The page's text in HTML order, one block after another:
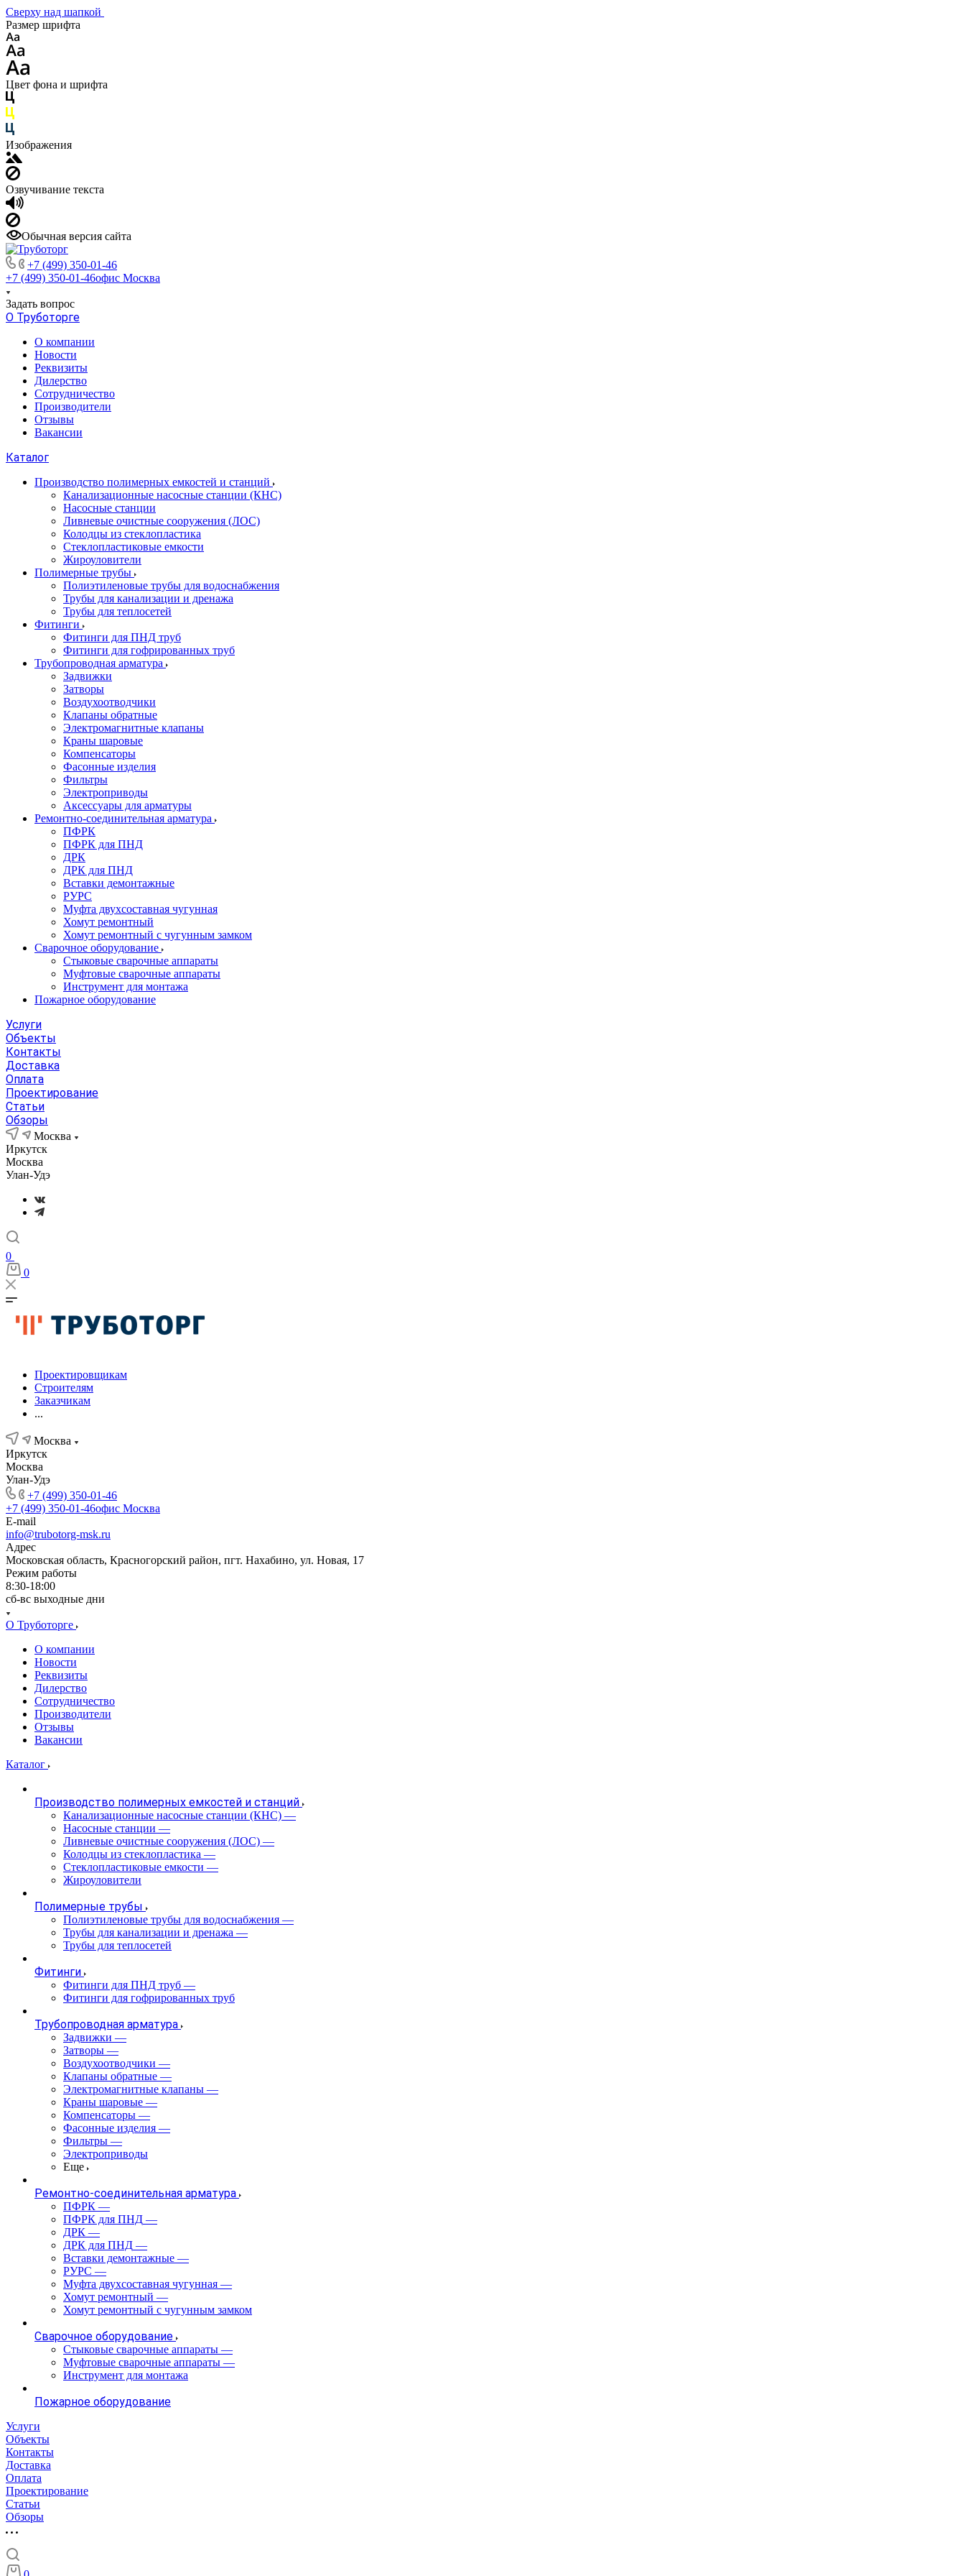
Сверху над шапкой
Размер шрифта
Цвет фона и шрифта
Изображения
Озвучивание текста
Обычная версия сайта
+7 (499) 350-01-46
+7 (499) 350-01-46офис Москва
Задать вопрос
О Труботорге
О компании
Новости
Реквизиты
Дилерство
Сотрудничество
Производители
Отзывы
Вакансии
Каталог
Производство полимерных емкостей и станций
Канализационные насосные станции (КНС)
Насосные станции
Ливневые очистные сооружения (ЛОС)
Колодцы из стеклопластика
Стеклопластиковые емкости
Жироуловители
Полимерные трубы
Полиэтиленовые трубы для водоснабжения
Трубы для канализации и дренажа
Трубы для теплосетей
Фитинги
Фитинги для ПНД труб
Фитинги для гофрированных труб
Трубопроводная арматура
Задвижки
Затворы
Воздухоотводчики
Клапаны обратные
Электромагнитные клапаны
Краны шаровые
Компенсаторы
Фасонные изделия
Фильтры
Электроприводы
Аксессуары для арматуры
Ремонтно-соединительная арматура
ПФРК
ПФРК для ПНД
ДРК
ДРК для ПНД
Вставки демонтажные
РУРС
Муфта двухсоставная чугунная
Хомут ремонтный
Хомут ремонтный с чугунным замком
Сварочное оборудование
Стыковые сварочные аппараты
Муфтовые сварочные аппараты
Инструмент для монтажа
Пожарное оборудование
Услуги
Объекты
Контакты
Доставка
Оплата
Проектирование
Статьи
Обзоры
Москва
Иркутск
Москва
Улан-Удэ
0
0
Проектировщикам
Строителям
Заказчикам
...
Москва
Иркутск
Москва
Улан-Удэ
+7 (499) 350-01-46
+7 (499) 350-01-46офис Москва
E-mail
info@trubotorg-msk.ru
Адрес
Московская область, Красногорский район, пгт. Нахабино, ул. Новая, 17
Режим работы
8:30-18:00
сб-вс выходные дни
О Труботорге
О компании
Новости
Реквизиты
Дилерство
Сотрудничество
Производители
Отзывы
Вакансии
Каталог
Производство полимерных емкостей и станций
Канализационные насосные станции (КНС) —
Насосные станции —
Ливневые очистные сооружения (ЛОС) —
Колодцы из стеклопластика —
Стеклопластиковые емкости —
Жироуловители
Полимерные трубы
Полиэтиленовые трубы для водоснабжения —
Трубы для канализации и дренажа —
Трубы для теплосетей
Фитинги
Фитинги для ПНД труб —
Фитинги для гофрированных труб
Трубопроводная арматура
Задвижки —
Затворы —
Воздухоотводчики —
Клапаны обратные —
Электромагнитные клапаны —
Краны шаровые —
Компенсаторы —
Фасонные изделия —
Фильтры —
Электроприводы
Еще
Ремонтно-соединительная арматура
ПФРК —
ПФРК для ПНД —
ДРК —
ДРК для ПНД —
Вставки демонтажные —
РУРС —
Муфта двухсоставная чугунная —
Хомут ремонтный —
Хомут ремонтный с чугунным замком
Сварочное оборудование
Стыковые сварочные аппараты —
Муфтовые сварочные аппараты —
Инструмент для монтажа
Пожарное оборудование
Услуги
Объекты
Контакты
Доставка
Оплата
Проектирование
Статьи
Обзоры